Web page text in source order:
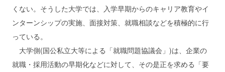
くない。そうした大学では、入学早期からのキャリア教育やイ
ンターンシップの実施、面接対策、就職相談などを積極的に行
っている。
大学側(国公私立大等による「就職問題協議会」)は、企業の
就職・採用活動の早期化などに対して、その是正を求める「要